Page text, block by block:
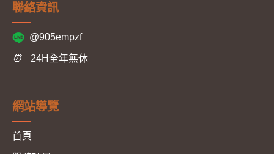
聯絡資訊
@905empzf
⏰ 24H全年無休
網站導覽
首頁